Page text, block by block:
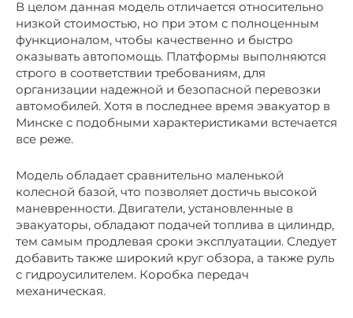
В целом данная модель отличается относительно
низкой стоимостью, но при этом с полноценным
функционалом, чтобы качественно и быстро
оказывать автопомощь. Платформы выполняются
строго в соответствии требованиям, для
организации надежной и безопасной перевозки
автомобилей. Хотя в последнее время эвакуатор в
Минске с подобными характеристиками встечается
все реже.
Модель обладает сравнительно маленькой
колесной базой, что позволяет достичь высокой
маневренности. Двигатели, установленные в
эвакуаторы, обладают подачей топлива в цилиндр,
тем самым продлевая сроки эксплуатации. Следует
добавить также широкий круг обзора, а также руль
с гидроусилителем. Коробка передач
механическая.